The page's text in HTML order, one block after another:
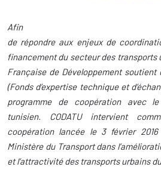
Afin
de répondre aux enjeux de
financement du secteur des transports
Française de Développement soutient
(Fonds d’expertise technique et
programme de coopération avec
tunisien. CODATU intervient
coopération lancée le 3 février
Ministère du Transport dans
et l’attractivité des transports urbains